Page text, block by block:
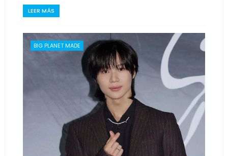
LEER MÁS
BIG PLANET MADE